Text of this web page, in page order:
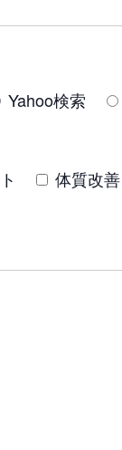
Yahoo検索
体質改善